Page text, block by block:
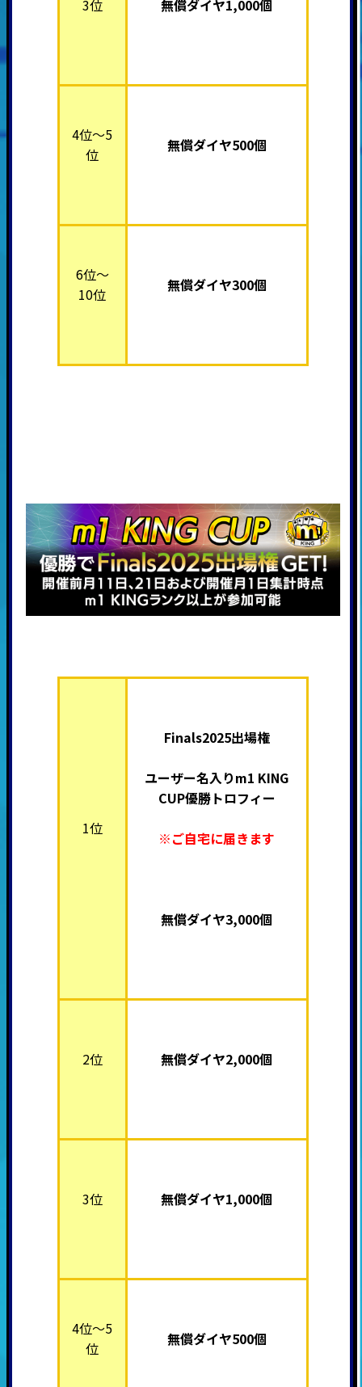
3位 無償ダイヤ1,000個
4位～5
位
無償ダイヤ500個
6位～
10位
無償ダイヤ300個
1位
Finals2025出場権
ユーザー名入りm1 KING
CUP優勝トロフィー
※ご自宅に届きます
無償ダイヤ3,000個
2位 無償ダイヤ2,000個
3位 無償ダイヤ1,000個
4位～5
位
無償ダイヤ500個